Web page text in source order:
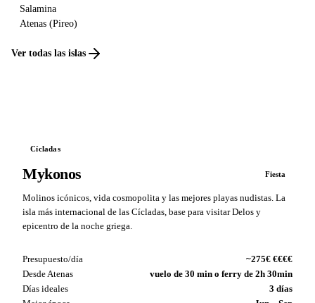
Salamina
Atenas (Pireo)
Ver todas las islas
Cícladas
Mykonos Fiesta
Molinos icónicos, vida cosmopolita y las mejores playas nudistas. La
isla más internacional de las Cícladas, base para visitar Delos y
epicentro de la noche griega.
Presupuesto/día
~275€ €€€€
Desde Atenas
vuelo de 30 min o ferry de 2h 30min
Días ideales
3 días